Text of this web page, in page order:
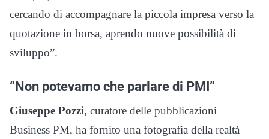
cercando di accompagnare la piccola impresa verso la
quotazione in borsa, aprendo nuove possibilità di
sviluppo”.
“Non potevamo che parlare di PMI”
Giuseppe Pozzi, curatore delle pubblicazioni
Business PM, ha fornito una fotografia della realtà